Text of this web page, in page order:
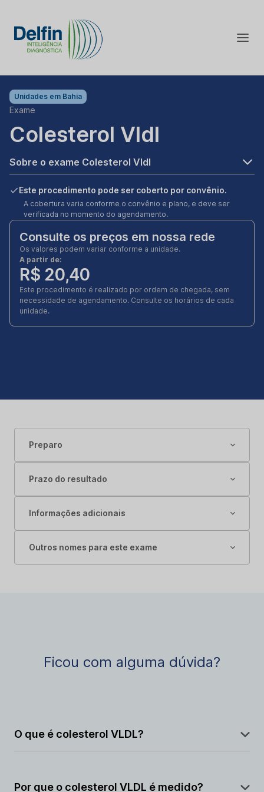
Unidades em Bahia
Exame
Colesterol Vldl
Sobre o exame Colesterol Vldl
Este procedimento pode ser coberto por convênio.
A cobertura varia conforme o convênio e plano, e deve ser
verificada no momento do agendamento.
Consulte os preços em nossa rede
Os valores podem variar conforme a unidade.
A partir de:
R$ 20,40
Este procedimento é realizado por ordem de chegada, sem
necessidade de agendamento. Consulte os horários de cada
unidade.
Preparo
Prazo do resultado
Informações adicionais
Outros nomes para este exame
Ficou com alguma dúvida?
O que é colesterol VLDL?
transportada no sangue pela lipoproteína de
Por que o colesterol VLDL é medido?